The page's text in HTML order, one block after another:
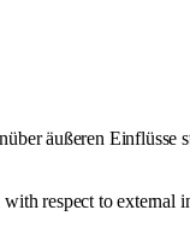
äußeren Einflüsse
respect to